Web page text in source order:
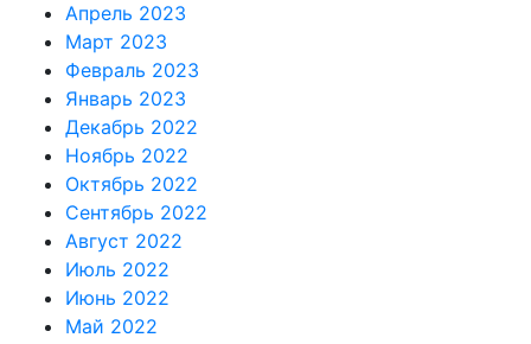
Апрель 2023
Март 2023
Февраль 2023
Январь 2023
Декабрь 2022
Ноябрь 2022
Октябрь 2022
Сентябрь 2022
Август 2022
Июль 2022
Июнь 2022
Май 2022